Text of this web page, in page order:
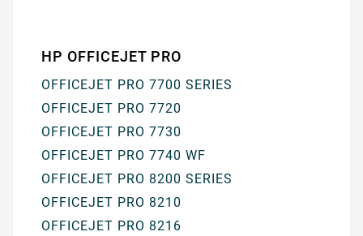
HP OFFICEJET PRO
OFFICEJET PRO 7700 SERIES
OFFICEJET PRO 7720
OFFICEJET PRO 7730
OFFICEJET PRO 7740 WF
OFFICEJET PRO 8200 SERIES
OFFICEJET PRO 8210
OFFICEJET PRO 8216